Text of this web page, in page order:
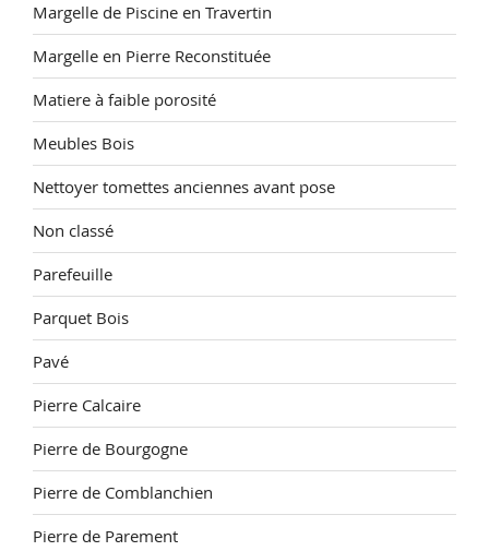
Margelle de Piscine en Travertin
Margelle en Pierre Reconstituée
Matiere à faible porosité
Meubles Bois
Nettoyer tomettes anciennes avant pose
Non classé
Parefeuille
Parquet Bois
Pavé
Pierre Calcaire
Pierre de Bourgogne
Pierre de Comblanchien
Pierre de Parement